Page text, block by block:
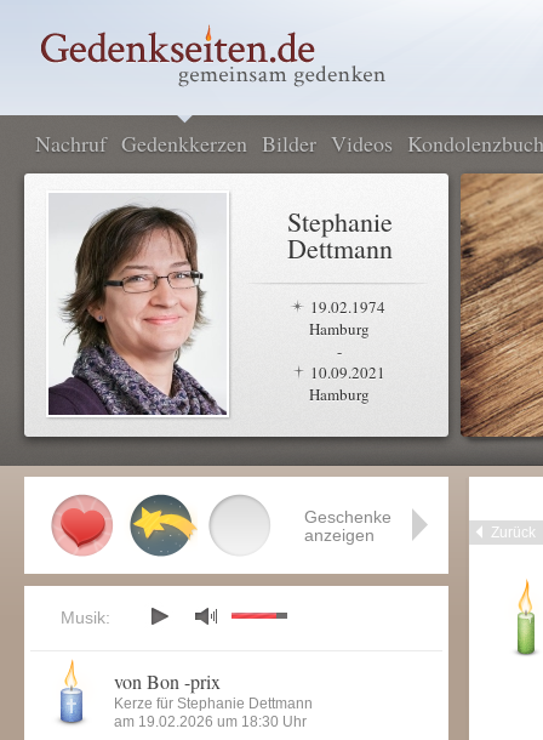
Nachruf Gedenkkerzen Bilder Videos Kondolenzbuch
Stephanie
Dettmann
19.02.1974
Hamburg
-
10.09.2021
Hamburg
Zurück
Geschenke
anzeigen
Musik:
von Bon -prix
Kerze für Stephanie Dettmann
am 19.02.2026 um 18:30 Uhr